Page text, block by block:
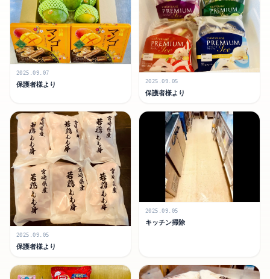
2025.09.07
保護者様より 2025.09.05
保護者様より
2025.09.05
保護者様より
2025.09.05
キッチン掃除